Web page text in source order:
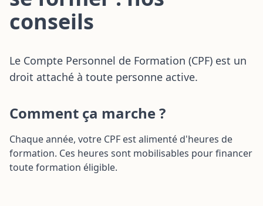
paysage, agricole ou
Transition écologique
conseils
Le Compte Personnel de Formation (CPF) est un
droit attaché à toute personne active.
Comment ça marche ?
Chaque année, votre CPF est alimenté d'heures de
formation. Ces heures sont mobilisables pour financer
toute formation éligible.